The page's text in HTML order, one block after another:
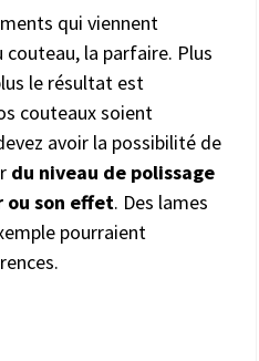
qui viennent
la parfaire. Plus
le résultat est
couteaux soient
avoir la possibilité de
du niveau de polissage
ou son effet. Des lames
pourraient